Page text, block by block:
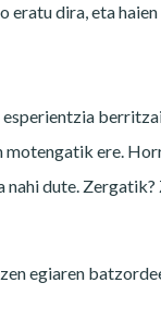
eratu dira, eta haien
motengatik ere.
dute. Zergatik?
egiaren